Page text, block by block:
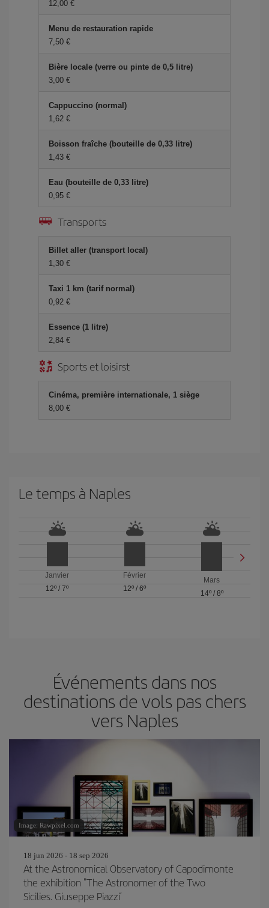
12,00 €
Menu de restauration rapide
7,50 €
Bière locale (verre ou pinte de 0,5 litre)
3,00 €
Cappuccino (normal)
1,62 €
Boisson fraîche (bouteille de 0,33 litre)
1,43 €
Eau (bouteille de 0,33 litre)
0,95 €
Transports
Billet aller (transport local)
1,30 €
Taxi 1 km (tarif normal)
0,92 €
Essence (1 litre)
2,84 €
Sports et loisirst
Cinéma, première internationale, 1 siège
8,00 €
Le temps à Naples
Janvier
12º /7º
Février
12º / 6º
Mars
14º/ 8º
Événements dans nos
destinations de vols pas chers
vers Naples
Image: Rawpixel.com
18 jun 2026 - 18 sep 2026
At the Astronomical Observatory of Capodimonte
the exhibition "The Astronomer of the Two
Sicilies. Giuseppe Piazzi’